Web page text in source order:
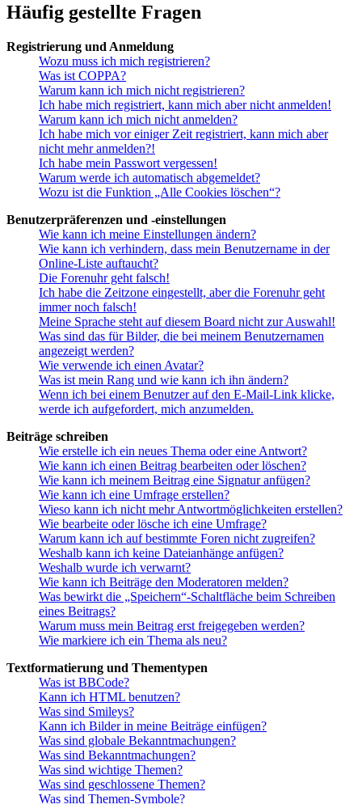
Häufig gestellte Fragen
Registrierung und Anmeldung
Wozu muss ich mich registrieren?
Was ist COPPA?
Warum kann ich mich nicht registrieren?
Ich habe mich registriert, kann mich aber nicht anmelden!
Warum kann ich mich nicht anmelden?
Ich habe mich vor einiger Zeit registriert, kann mich aber
nicht mehr anmelden?!
Ich habe mein Passwort vergessen!
Warum werde ich automatisch abgemeldet?
Wozu ist die Funktion „Alle Cookies löschen“?
Benutzerpräferenzen und -einstellungen
Wie kann ich meine Einstellungen ändern?
Wie kann ich verhindern, dass mein Benutzername in der
Online-Liste auftaucht?
Die Forenuhr geht falsch!
Ich habe die Zeitzone eingestellt, aber die Forenuhr geht
immer noch falsch!
Meine Sprache steht auf diesem Board nicht zur Auswahl!
Was sind das für Bilder, die bei meinem Benutzernamen
angezeigt werden?
Wie verwende ich einen Avatar?
Was ist mein Rang und wie kann ich ihn ändern?
Wenn ich bei einem Benutzer auf den E-Mail-Link klicke,
werde ich aufgefordert, mich anzumelden.
Beiträge schreiben
Wie erstelle ich ein neues Thema oder eine Antwort?
Wie kann ich einen Beitrag bearbeiten oder löschen?
Wie kann ich meinem Beitrag eine Signatur anfügen?
Wie kann ich eine Umfrage erstellen?
Wieso kann ich nicht mehr Antwortmöglichkeiten erstellen?
Wie bearbeite oder lösche ich eine Umfrage?
Warum kann ich auf bestimmte Foren nicht zugreifen?
Weshalb kann ich keine Dateianhänge anfügen?
Weshalb wurde ich verwarnt?
Wie kann ich Beiträge den Moderatoren melden?
Was bewirkt die „Speichern“-Schaltfläche beim Schreiben
eines Beitrags?
Warum muss mein Beitrag erst freigegeben werden?
Wie markiere ich ein Thema als neu?
Textformatierung und Thementypen
Was ist BBCode?
Kann ich HTML benutzen?
Was sind Smileys?
Kann ich Bilder in meine Beiträge einfügen?
Was sind globale Bekanntmachungen?
Was sind Bekanntmachungen?
Was sind wichtige Themen?
Was sind geschlossene Themen?
Was sind Themen-Symbole?